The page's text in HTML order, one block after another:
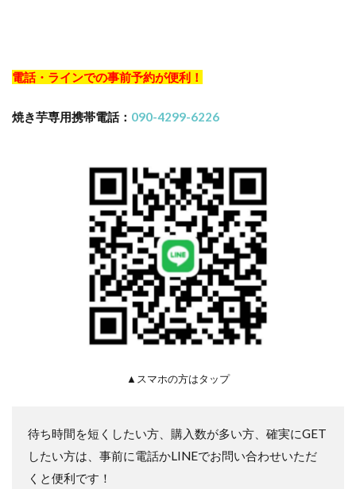
電話・ラインでの事前予約が便利！
焼き芋専用携帯電話： 090-4299-6226
▲スマホの方はタップ
待ち時間を短くしたい方、購入数が多い方、確実にGET
したい方は、事前に電話かLINEでお問い合わせいただ
くと便利です！